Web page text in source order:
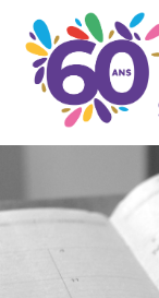
Rechecher :